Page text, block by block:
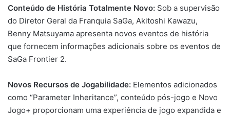
Conteúdo de História Totalmente Novo: Sob a supervisão
do Diretor Geral da Franquia SaGa, Akitoshi Kawazu,
Benny Matsuyama apresenta novos eventos de história
que fornecem informações adicionais sobre os eventos de
SaGa Frontier 2.
Novos Recursos de Jogabilidade: Elementos adicionados
como “Parameter Inheritance”, conteúdo pós-jogo e Novo
Jogo+ proporcionam uma experiência de jogo expandida e